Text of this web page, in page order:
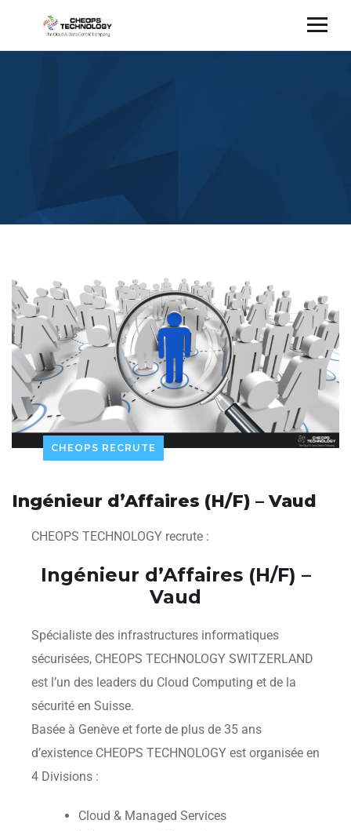
CHEOPS RECRUTE
Ingénieur d’Affaires (H/F) – Vaud
CHEOPS TECHNOLOGY recrute :
Ingénieur d’Affaires (H/F) –
Vaud
Spécialiste des infrastructures informatiques
sécurisées, CHEOPS TECHNOLOGY SWITZERLAND
est l’un des leaders du Cloud Computing et de la
sécurité en Suisse.
Basée à Genève et forte de plus de 35 ans
d’existence CHEOPS TECHNOLOGY est organisée en
4 Divisions :
Cloud & Managed Services